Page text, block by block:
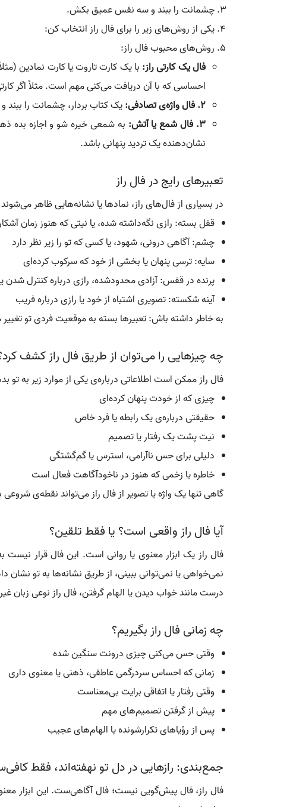
چشمانت را ببند و سه نفس عمیق بکش.
یکی از روش‌های زیر را برای فال راز انتخاب کن:
روش‌های محبوب فال راز:
فال یک کارتی راز: با یک کارت تاروت یا کارت نمادین
احساسی که با آن دریافت می‌کنی مهم است. مثلاً اگر
2. فال واژه‌ی تصادفی:
یک کتاب بردار، چشمانت را ببند
3. فال شمع یا آتش:
به شمعی خیره شو و اجازه بده
نشان‌دهنده یک تردید پنهانی باشد.
تعبیرهای رایج در فال راز
در بسیاری از فال‌های راز، نمادها یا نشانه‌هایی ظاهر
قفل بسته: رازی نگه‌داشته شده، یا نیتی که هنوز زمان
چشم: آگاهی درونی، شهود، یا کسی که تو را زیر نظر دارد
سایه: ترسی پنهان یا بخشی از خود که سرکوب کرده‌ای
پرنده در قفس: آزادی محدودشده، رازی درباره کنترل
آینه شکسته: تصویری اشتباه از خود یا رازی درباره فریب
به خاطر داشته باش: تعبیرها بسته به موقعیت فردی تو
چه چیزهایی را می‌توان از طریق فال راز کشف
فال راز ممکن است اطلاعاتی درباره‌ی یکی از موارد زیر به تو
چیزی که از خودت پنهان کرده‌ای
حقیقتی درباره‌ی یک رابطه یا فرد خاص
نیت پشت یک رفتار یا تصمیم
دلیلی برای حس ناآرامی، استرس یا گم‌گشتگی
خاطره یا زخمی که هنوز در ناخودآگاهت فعال است
گاهی تنها یک واژه یا تصویر از فال راز می‌تواند نقطه‌ی
آیا فال راز واقعی است؟ یا فقط تلقین؟
فال راز یک ابزار معنوی یا روانی است. این فال قرار
نمی‌خواهی یا نمی‌توانی ببینی، از طریق نشانه‌ها به تو نشان
درست مانند خواب دیدن یا الهام گرفتن، فال راز نوعی زبان
چه زمانی فال راز بگیریم؟
وقتی حس می‌کنی چیزی درونت سنگین شده
زمانی که احساس سردرگمی عاطفی، ذهنی یا معنوی داری
وقتی رفتار یا اتفاقی برایت بی‌معناست
پیش از گرفتن تصمیم‌های مهم
پس از رؤیاهای تکرارشونده یا الهام‌های عجیب
جمع‌بندی: رازهایی در دل تو نهفته‌اند، فقط
فال راز، فال پیش‌گویی نیست؛ فال آگاهی‌ست. این ابزار